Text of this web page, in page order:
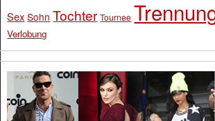
Sex Sohn Tochter Tournee
Verlobung